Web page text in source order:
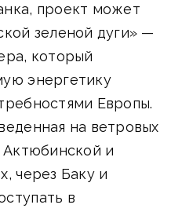
проект может
зеленой дуги» —
который
энергетику
Европы.
на ветровых
Актюбинской и
через Баку и
в